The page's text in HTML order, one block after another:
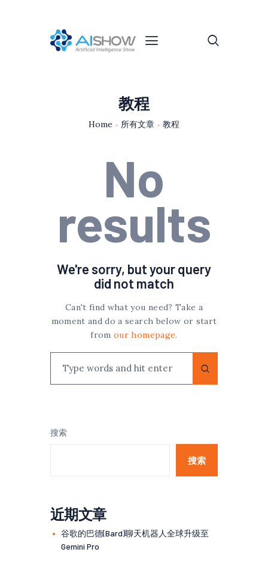
教程
Home 所有文章 教程
No
results
We're sorry, but your query
did not match
Can't find what you need? Take a
moment and do a search below or start
fromour homepage.
搜索
搜索
近期文章
谷歌的巴德(Bard)聊天机器人全球升级至
Gemini Pro